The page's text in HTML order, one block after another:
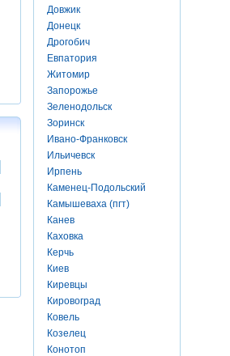
Довжик
Донецк
Дрогобич
Евпатория
Житомир
Запорожье
Зеленодольск
Зоринск
Ивано-Франковск
Ильичевск
Ирпень
Каменец-Подольский
Камышеваха (пгт)
Канев
Каховка
Керчь
Киев
Киревцы
Кировоград
Ковель
Козелец
Конотоп